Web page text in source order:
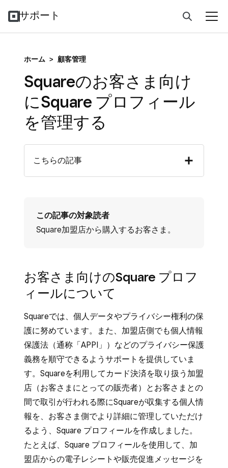
サポート
ホーム > 顧客管理
Squareのお客さま向け
にSquare プロフィール
を管理する
こちらの記事
この記事の対象読者
Square加盟店から購入するお客さま。
お客さま向けのSquare プロフ
ィールについて
Squareでは、個人データやプライバシー権利の保
護に努めています。また、加盟店側でも個人情報
保護法（通称「APPI」）などのプライバシー保護
義務を順守できるようサポートを提供していま
す。Squareを利用してカード決済を取り扱う加盟
店（お客さまにとっての販売者）とお客さまとの
間で取引が行われる際にSquareが収集する個人情
報を、お客さま側でより詳細に管理していただけ
るよう、Square プロフィールを作成しました。
たとえば、Square プロフィールを使用して、加
盟店からの電子レシートや販売促進メッセージを